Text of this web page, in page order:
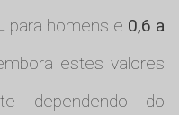
para homens e 0,6 a
estes valores
dependendo do